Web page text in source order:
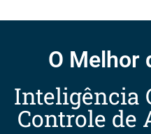
O Melhor
Inteligência
Controle de